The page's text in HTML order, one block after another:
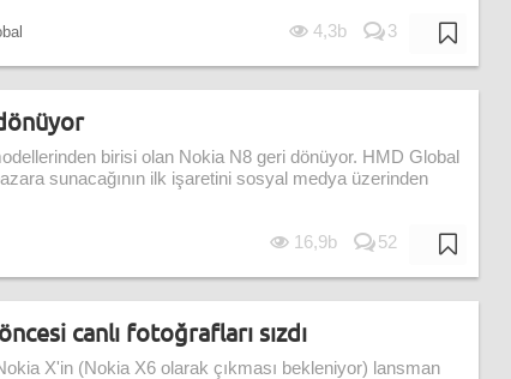
4,3b 3
birisi olan Nokia N8 geri dönüyor. HMD Global
sunacağının ilk işaretini sosyal medya üzerinden
16,9b 52
canlı fotoğrafları sızdı
X'in (Nokia X6 olarak çıkması bekleniyor) lansman